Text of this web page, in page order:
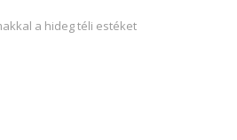
a hideg téli estéket